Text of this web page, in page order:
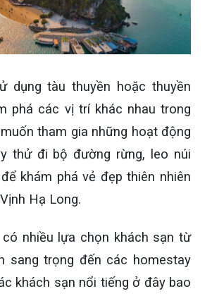
dụng tàu thuyền hoặc thuyền
phá các vị trí khác nhau trong
tham gia những hoạt động
thử đi bộ đường rừng, leo núi
khám phá vẻ đẹp thiên nhiên
Hạ Long.
nhiều lựa chọn khách sạn từ
sang trọng đến các homestay
khách sạn nổi tiếng ở đây bao